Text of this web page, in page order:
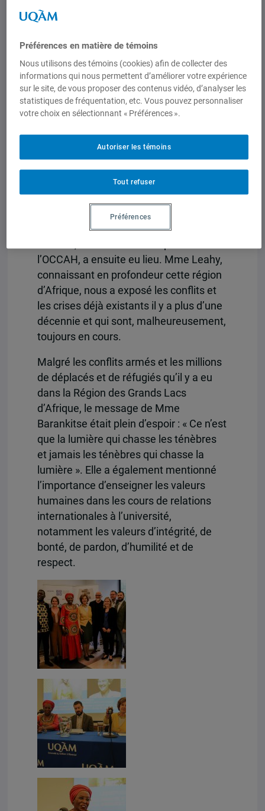
Barankitse explique qu’elle « voulait être
ténèbres » pour consoler et restaurer
l’espoir des enfants et des familles qui
ont tout perdu. Depuis la prise en charge
en 1993 de 25 orphelins de la guerre, la
Maison Shalom a assisté, à ce jour, plus
Une discussion entre Marguerite
Barankitse et Anne Leahy, fellow de
l’IEIM et ancienne ambassadrice du
Canada pour la Région des Grands Lacs
d’Afrique (2004-2007), menée par Olivier
l’OCCAH, a ensuite eu lieu. Mme Leahy,
connaissant en profondeur cette région
d’Afrique, nous a exposé les conflits et
les crises déjà existants il y a plus d’une
décennie et qui sont, malheureusement,
toujours en cours.
Malgré les conflits armés et les millions
de déplacés et de réfugiés qu’il y a eu
dans la Région des Grands Lacs
d’Afrique, le message de Mme
Barankitse était plein d’espoir : « Ce n’est
que la lumière qui chasse les ténèbres
et jamais les ténèbres qui chasse la
lumière ». Elle a également mentionné
l’importance d’enseigner les valeurs
humaines dans les cours de relations
internationales à l’université,
notamment les valeurs d’intégrité, de
bonté, de pardon, d’humilité et de
respect.
Préférences en matière de témoins
Nous utilisons des témoins (cookies) afin de collecter des
informations qui nous permettent d’améliorer votre expérience
sur le site, de vous proposer des contenus vidéo, d’analyser les
statistiques de fréquentation, etc. Vous pouvez personnaliser
votre choix en sélectionnant « Préférences ».
Tout refuser
Autoriser les témoins
Préférences